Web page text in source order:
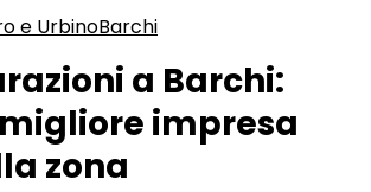
e UrbinoBarchi
a Barchi:
impresa
zona